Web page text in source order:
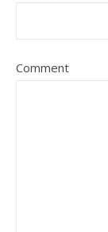
Comment